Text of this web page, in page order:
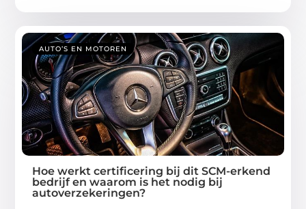
AUTO’S EN MOTOREN
Hoe werkt certificering bij dit SCM-erkend
bedrijf en waarom is het nodig bij
autoverzekeringen?